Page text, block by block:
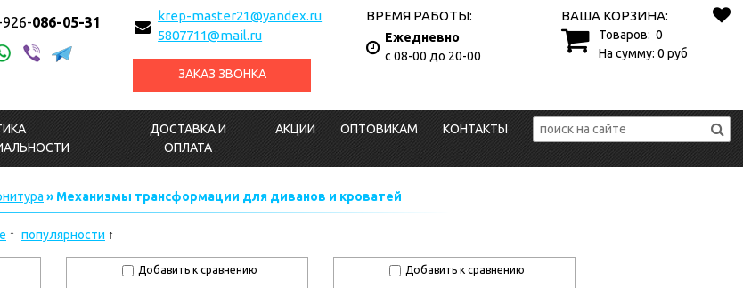
926-086-05-31
krep-master21@yandex.ru
5807711@mail.ru
ЗАКАЗ ЗВОНКА
ВРЕМЯ РАБОТЫ:
Ежедневно
с 08-00 до 20-00
ВАША КОРЗИНА:
Товаров: 0
На сумму: 0 руб
ДОСТАВКА И
ОПЛАТА
АКЦИИ ОПТОВИКАМ КОНТАКТЫ
» Механизмы трансформации для диванов и кроватей
популярности
Добавить к сравнению Добавить к сравнению